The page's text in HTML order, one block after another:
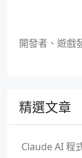
開發者、遊戲
精選文章
Claude AI 程